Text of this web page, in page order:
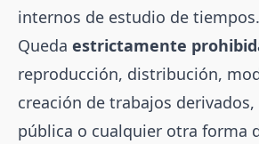
internos de estudio de tiempos.
Queda estrictamente
reproducción, distribución,
creación de trabajos
pública o cualquier otra forma